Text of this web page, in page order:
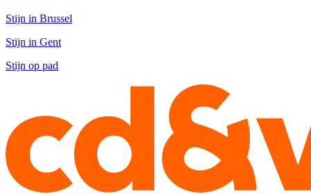
Stijn in Brussel
Stijn in Gent
Stijn op pad